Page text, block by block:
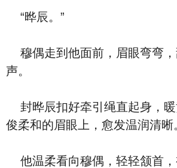
“晔辰。”
穆偶走到他面前，眉眼弯弯，
声。
封晔辰扣好牵引绳直起身，暖
俊柔和的眉眼上，愈发温润清晰
他温柔看向穆偶，轻轻颔首，